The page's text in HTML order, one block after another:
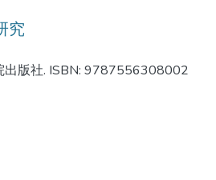
究
出版社. ISBN: 9787556308002